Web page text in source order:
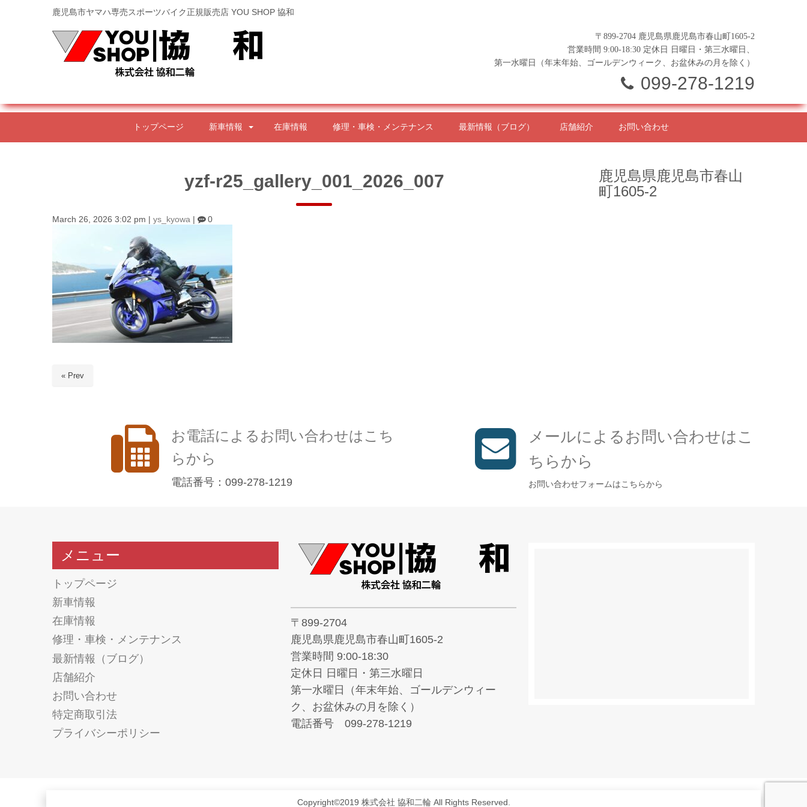
鹿児島市ヤマハ専売スポーツバイク正規販売店 YOU SHOP 協和
〒899-2704 鹿児島県鹿児島市春山町1605-2
営業時間 9:00-18:30 定休日 日曜日・第三水曜日、
第一水曜日（年末年始、ゴールデンウィーク、お盆休みの月を除く）
099-278-1219
トップページ 新車情報 在庫情報 修理・車検・メンテナンス 最新情報（ブログ） 店舗紹介 お問い合わせ
yzf-r25_gallery_001_2026_007
March 26, 2026 3:02 pm ys_kyowa 0
« Prev
鹿児島県鹿児島市春山
町1605-2
お電話によるお問い合わせはこち
らから
電話番号：099-278-1219
メールによるお問い合わせはこ
ちらから
お問い合わせフォームはこちらから
メニュー
トップページ
新車情報
在庫情報
修理・車検・メンテナンス
最新情報（ブログ）
店舗紹介
お問い合わせ
特定商取引法
プライバシーポリシー
〒899-2704
鹿児島県鹿児島市春山町1605-2
営業時間 9:00-18:30
定休日 日曜日・第三水曜日
第一水曜日（年末年始、ゴールデンウィー
ク、お盆休みの月を除く）
電話番号 099-278-1219
Copyright©2019 株式会社 協和二輪 All Rights Reserved.